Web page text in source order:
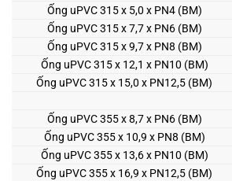
Ống uPVC 315 x 5,0 x PN4 (BM)
Ống uPVC 315 x 7,7 x PN6 (BM)
Ống uPVC 315 x 9,7 x PN8 (BM)
Ống uPVC 315 x 12,1 x PN10 (BM)
Ống uPVC 315 x 15,0 x PN12,5 (BM)
Ống uPVC 355 x 8,7 x PN6 (BM)
Ống uPVC 355 x 10,9 x PN8 (BM)
Ống uPVC 355 x 13,6 x PN10 (BM)
Ống uPVC 355 x 16,9 x PN12,5 (BM)